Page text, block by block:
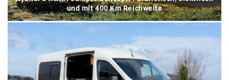
und mit 400 Km Reichweite